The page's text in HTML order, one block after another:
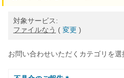
対象サービス:
ファイルなう ( 変更 )
お問い合わせいただくカテゴリを